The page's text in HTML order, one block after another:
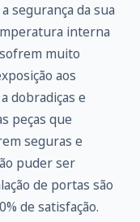
segurança da sua
interna
muito
aos
dobradiças e
peças que
seguras e
puder ser
de portas são
de satisfação.